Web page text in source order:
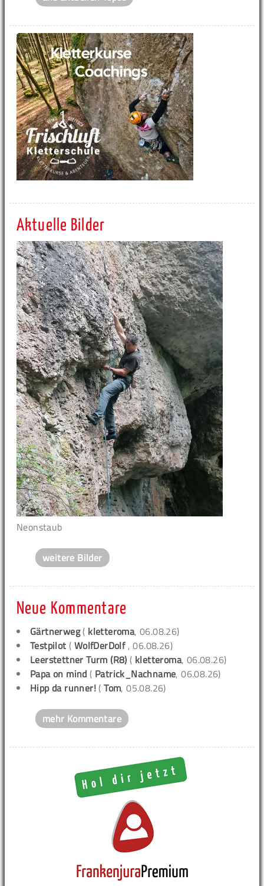
Aktuelle Bilder
Neonstaub
weitere Bilder
Neue Kommentare
Gärtnerweg( kletteroma, 06.08.26)
Testpilot ( WolfDerDolf , 06.08.26)
Leerstettner Turm (R8) ( kletteroma, 06.08.26)
Papa on mind ( Patrick_Nachname, 06.08.26)
Hipp da runner! (Tom, 05.08.26)
mehr Kommentare